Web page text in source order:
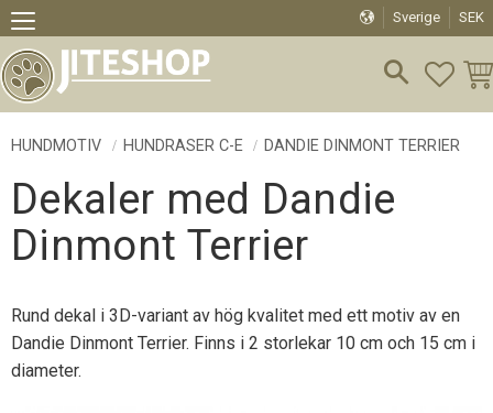
Meny
Sverige SEK
HUNDMOTIV HUNDRASER C-E DANDIE DINMONT TERRIER
Dekaler med Dandie
Dinmont Terrier
Rund dekal i 3D-variant av hög kvalitet med ett motiv av en
Dandie Dinmont Terrier. Finns i 2 storlekar 10 cm och 15 cm i
diameter.